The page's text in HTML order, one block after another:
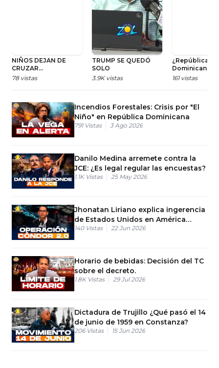
NIÑOS DEJAN DE
CRUZAR
MICROTRÁFICO PARA
SANTIAGO
78 vistas
TRUMP SE QUEDÓ
SOLO
3.9K vistas
¿República
Dominicana
Hambre
161 vistas
Incendios Forestales: Crisis por "El
Niño" en República Dominicana
791 Vistas 3 Ago 2026
Danilo Medina arremete contra la
JCE: ¿Es legal regular las encuestas?
1.1K Vistas 25 May 2026
Jhonatan Liriano explica ingerencia
de Estados Unidos en América
Latina
140 Vistas 22 Jun 2026
Horario de bebidas: Decisión del TC
sobre el decreto.
1.8K Vistas 29 Jul 2026
Dictadura de Trujillo ¿Qué pasó el 14
de junio de 1959 en Constanza?
206 Vistas 15 Jun 2026